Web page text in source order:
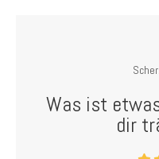
Was ist
dir